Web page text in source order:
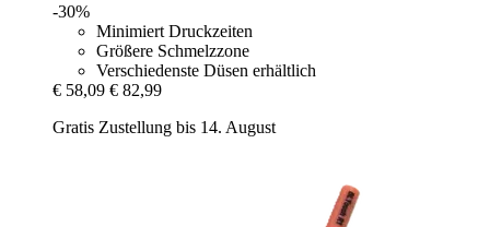
-30%
Minimiert Druckzeiten
Größere Schmelzzone
Verschiedenste Düsen erhältlich
€ 58,09 € 82,99
Gratis Zustellung bis 14. August